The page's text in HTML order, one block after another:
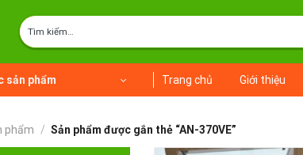
Tìm
kiếm:
sản phẩm Trang chủ Giới thiệu
phẩm / Sản phẩm được gắn thẻ “AN-370VE”